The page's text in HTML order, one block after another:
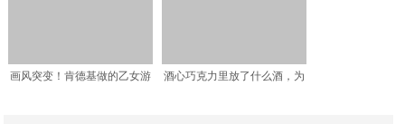
画风突变！肯德基做的乙女游
酒心巧克力里放了什么酒，为